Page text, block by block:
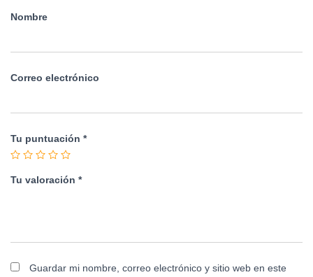
Nombre
Correo electrónico
Tu puntuación *
Tu valoración *
Guardar mi nombre, correo electrónico y sitio web en este